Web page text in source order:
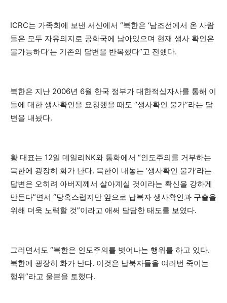
ICRC는 가족회에 보낸 서신에서 “북한은 ‘남조선에서 온 사람
들은 모두 자유의지로 공화국에 남아있으며 현재 생사 확인은
불가능하다’는 기존의 답변을 반복했다”고 전했다.
북한은 지난 2006년 6월 한국 정부가 대한적십자사를 통해 이
들에 대한 생사확인을 요청했을 때도 “생사확인 불가”라는 답
변을 내놨다.
황 대표는 12일 데일리NK와 통화에서 “인도주의를 거부하는
북한에 굉장히 화가 난다. 북한이 내놓는 ‘생사확인 불가’라는
답변은 오히려 아버지께서 살아계실 것이라는 확신을 강하게
만든다”면서 “당혹스럽지만 앞으로 납북자 생사확인과 구출을
위해 더욱 노력할 것”이라고 애써 담담한 태도를 보였다.
그러면서도 “북한은 인도주의를 벗어나는 행위를 하고 있다.
북한에 굉장히 화가 난다. 이것은 납북자들을 여러번 죽이는
행위”라고 울분을 토했다.